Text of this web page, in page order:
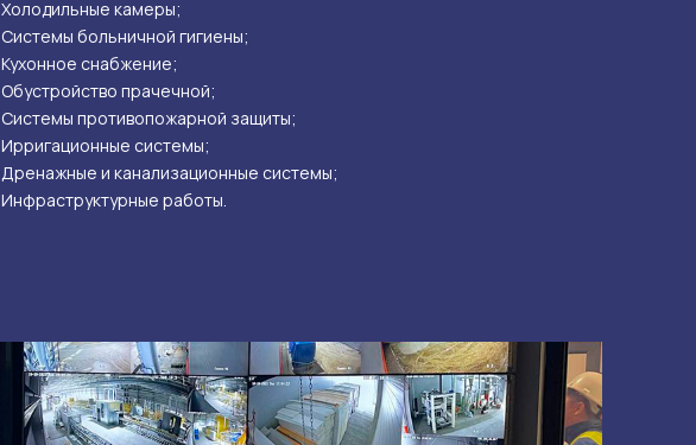
Холодильные камеры;
Системы больничной гигиены;
Кухонное снабжение;
Обустройство прачечной;
Системы противопожарной защиты;
Ирригационные системы;
Дренажные и канализационные системы;
Инфраструктурные работы.